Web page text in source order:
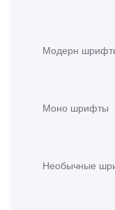
Модерн
Моно шрифты
Необычные